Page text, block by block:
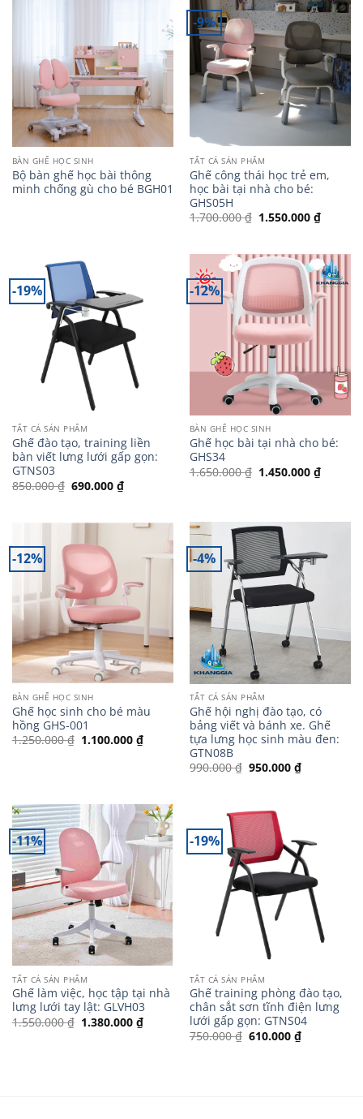
BÀN GHẾ HỌC SINH
Bộ bàn ghế học bài thông
minh chống gù cho bé BGH01
-9%
TẤT CẢ SẢN PHẨM
Ghế công thái học trẻ em,
học bài tại nhà cho bé:
GHS05H
1.700.000₫ Giá
gốc
1.550.000 ₫Giá
hiện
-19%
TẤT CẢ SẢN PHẨM
Ghế đào tạo, training liền
bàn viết lưng lưới gấp gọn:
GTNS03
850.000₫ Giá
gốc
690.000 ₫Giá
hiện
690.000 ₫.
-12%
BÀN GHẾ HỌC SINH
Ghế học bài tại nhà cho bé:
GHS34
1.650.000₫ Giá
gốc
1.450.000 ₫Giá
hiện
-12%
BÀN GHẾ HỌC SINH
Ghế học sinh cho bé màu
hồng GHS-001
1.250.000₫ Giá
1.100.000 ₫Giá
hiện
-4%
TẤT CẢ SẢN PHẨM
Ghế hội nghị đào tạo, có
bảng viết và bánh xe. Ghế
tựa lưng học sinh màu đen:
GTN08B
990.000₫ Giá
950.000 ₫Giá
hiện
-11%
TẤT CẢ SẢN PHẨM
Ghế làm việc, học tập tại nhà
lưng lưới tay lật: GLVH03
1.550.000₫ Giá
gốc
1.380.000 ₫Giá
hiện
-19%
TẤT CẢ SẢN PHẨM
Ghế training phòng đào tạo,
chân sắt sơn tĩnh điện lưng
lưới gấp gọn: GTNS04
750.000₫ Giá
gốc
610.000 ₫Giá
hiện